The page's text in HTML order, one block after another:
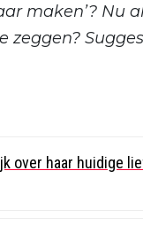
maken’? Nu
over haar huidige